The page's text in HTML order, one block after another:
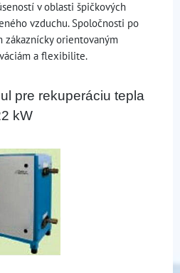
v oblasti špičkových
vzduchu. Spoločnosti po
orientovaným
a flexibilite.
pre rekuperáciu tepla
kW